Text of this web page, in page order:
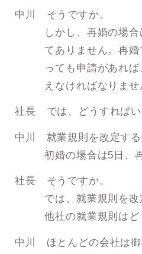
中川 そうですか。
しかし、再婚の場
てありません。再
っても申請があれ
えなければなりませ
社長 では、どうすればい
中川 就業規則を改定する
初婚の場合は5日、
社長 そうですか。
では、就業規則を改
他社の就業規則は
中川 ほとんどの会社は